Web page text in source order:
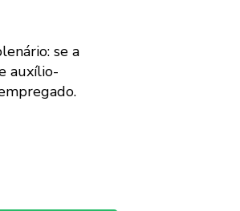
se a
auxílio-